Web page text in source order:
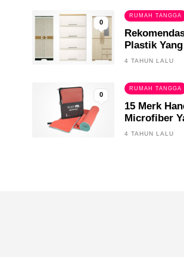
0
RUMAH TANGGA
Plastik
Tahan Lama
4 TAHUN LALU
0
RUMAH TANGGA
15 Merk
Microfiber
4 TAHUN LALU